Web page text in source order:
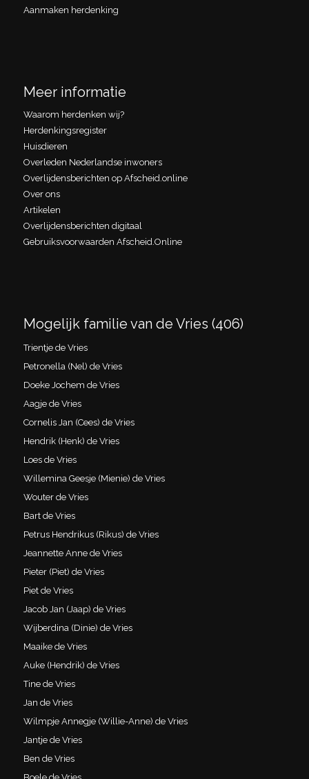
Aanmaken herdenking
Meer informatie
Waarom herdenken wij?
Herdenkingsregister
Huisdieren
Overleden Nederlandse inwoners
Overlijdensberichten op Afscheid.online
Over ons
Artikelen
Overlijdensberichten digitaal
Gebruiksvoorwaarden Afscheid.Online
Mogelijk familie van de Vries (406)
Trientje de Vries
Petronella (Nel) de Vries
Doeke Jochem de Vries
Aagje de Vries
Cornelis Jan (Cees) de Vries
Hendrik (Henk) de Vries
Loes de Vries
Willemina Geesje (Mienie) de Vries
Wouter de Vries
Bart de Vries
Petrus Hendrikus (Rikus) de Vries
Jeannette Anne de Vries
Pieter (Piet) de Vries
Piet de Vries
Jacob Jan (Jaap) de Vries
Wijberdina (Dinie) de Vries
Maaike de Vries
Auke (Hendrik) de Vries
Tine de Vries
Jan de Vries
Wilmpje Annegje (Willie-Anne) de Vries
Jantje de Vries
Ben de Vries